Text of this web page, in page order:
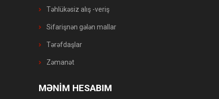
Təhlükəsiz alış -veriş
Sifarişnən gələn mallar
Tərəfdaşlar
Zəmanət
MƏNİM HESABIM